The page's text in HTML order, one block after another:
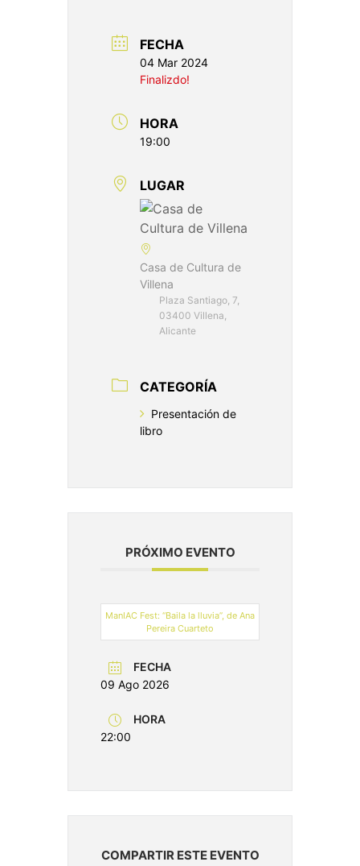
FECHA
04 Mar 2024
Finalizdo!
HORA
19:00
LUGAR
Casa de Cultura de
Villena
Plaza Santiago, 7,
03400 Villena,
Alicante
CATEGORÍA
Presentación de
libro
PRÓXIMO EVENTO
ManIAC Fest: “Baila la lluvia”, de Ana
Pereira Cuarteto
FECHA
09 Ago 2026
HORA
22:00
COMPARTIR ESTE EVENTO